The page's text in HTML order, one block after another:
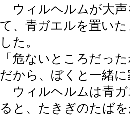
ウィルヘルムが大声
て、青ガエルを置い
した。
「危ないところだっ
だから、ぼくと一緒
ウィルヘルムは青ガ
ると、たきぎのたば